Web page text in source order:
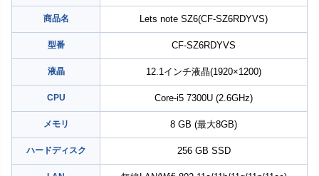
商品名 Lets note SZ6(CF-SZ6RDYVS)
型番 CF-SZ6RDYVS
液晶 12.1インチ液晶(1920×1200)
CPU Core-i5 7300U (2.6GHz)
メモリ 8 GB (最大8GB)
ハードディスク 256 GB SSD